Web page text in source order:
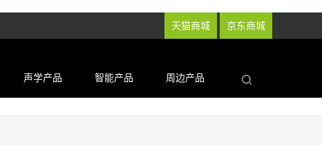
天猫商城 京东商城
声学产品 智能产品 周边产品